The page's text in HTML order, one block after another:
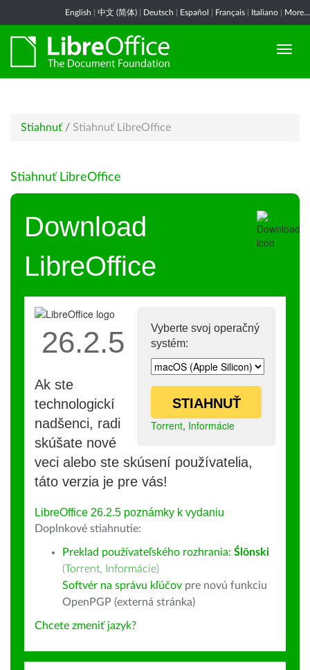
English 中文 (简体) Deutsch Español Français Italiano More...
Stiahnuť / Stiahnuť LibreOffice
Stiahnuť LibreOffice
Download
LibreOffice
Vyberte svoj operačný
systém:
STIAHNUŤ
Torrent, Informácie
26.2.5
Ak ste
technologickí
nadšenci, radi
skúšate nové
veci alebo ste skúsení používatelia,
táto verzia je pre vás!
LibreOffice 26.2.5 poznámky k vydaniu
Doplnkové stiahnutie:
Preklad používateľského rozhrania: Ślōnski
(Torrent, Informácie)
Softvér na správu kľúčov pre novú funkciu
OpenPGP (externá stránka)
Chcete zmeniť jazyk?